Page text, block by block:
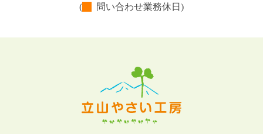
( 問い合わせ業務休日)